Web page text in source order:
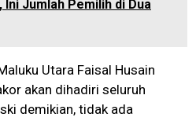
Ini Jumlah Pemilih di Dua
Utara Faisal Husain
akan dihadiri seluruh
demikian, tidak ada